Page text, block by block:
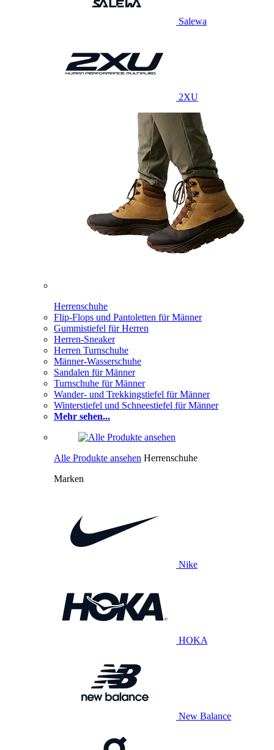
Salewa
2XU
Herrenschuhe
Flip-Flops und Pantoletten für Männer
Gummistiefel für Herren
Herren-Sneaker
Herren Turnschuhe
Männer-Wasserschuhe
Sandalen für Männer
Turnschuhe für Männer
Wander- und Trekkingstiefel für Männer
Winterstiefel und Schneestiefel für Männer
Mehr sehen...
Alle Produkte ansehen Herrenschuhe
Marken
Nike
HOKA
New Balance